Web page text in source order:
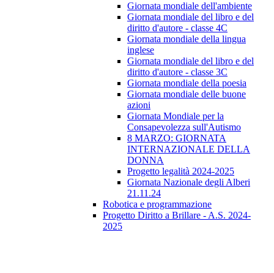
Giornata mondiale dell'ambiente
Giornata mondiale del libro e del
diritto d'autore - classe 4C
Giornata mondiale della lingua
inglese
Giornata mondiale del libro e del
diritto d'autore - classe 3C
Giornata mondiale della poesia
Giornata mondiale delle buone
azioni
Giornata Mondiale per la
Consapevolezza sull'Autismo
8 MARZO: GIORNATA
INTERNAZIONALE DELLA
DONNA
Progetto legalità 2024-2025
Giornata Nazionale degli Alberi
21.11.24
Robotica e programmazione
Progetto Diritto a Brillare - A.S. 2024-
2025